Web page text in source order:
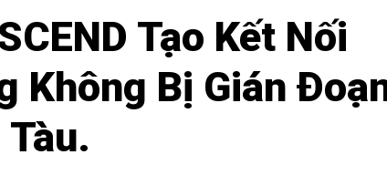
Tạo Kết Nối
Không Bị Gián